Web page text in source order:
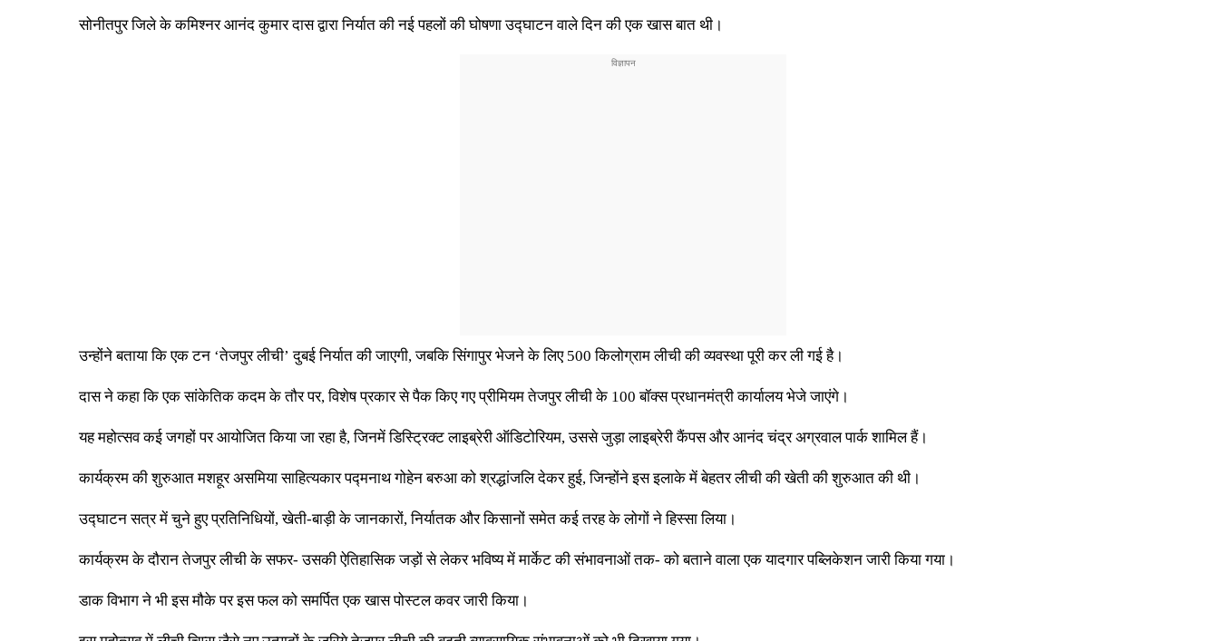
सोनीतपुर जिले के कमिश्नर आनंद कुमार दास द्वारा निर्यात की नई पहलों की घोषणा उद्घाटन वाले दिन की एक खास बात थी।
उन्होंने बताया कि एक टन ‘तेजपुर लीची’ दुबई निर्यात की जाएगी, जबकि सिंगापुर भेजने के लिए 500 किलोग्राम लीची की व्यवस्था पूरी कर ली गई है।
दास ने कहा कि एक सांकेतिक कदम के तौर पर, विशेष प्रकार से पैक किए गए प्रीमियम तेजपुर लीची के 100 बॉक्स प्रधानमंत्री कार्यालय भेजे जाएंगे।
यह महोत्सव कई जगहों पर आयोजित किया जा रहा है, जिनमें डिस्ट्रिक्ट लाइब्रेरी ऑडिटोरियम, उससे जुड़ा लाइब्रेरी कैंपस और आनंद चंद्र अग्रवाल पार्क शामिल हैं।
कार्यक्रम की शुरुआत मशहूर असमिया साहित्यकार पद्मनाथ गोहेन बरुआ को श्रद्धांजलि देकर हुई, जिन्होंने इस इलाके में बेहतर लीची की खेती की शुरुआत की थी।
उद्घाटन सत्र में चुने हुए प्रतिनिधियों, खेती-बाड़ी के जानकारों, निर्यातक और किसानों समेत कई तरह के लोगों ने हिस्सा लिया।
कार्यक्रम के दौरान तेजपुर लीची के सफर- उसकी ऐतिहासिक जड़ों से लेकर भविष्य में मार्केट की संभावनाओं तक- को बताने वाला एक यादगार पब्लिकेशन जारी किया गया।
डाक विभाग ने भी इस मौके पर इस फल को समर्पित एक खास पोस्टल कवर जारी किया।